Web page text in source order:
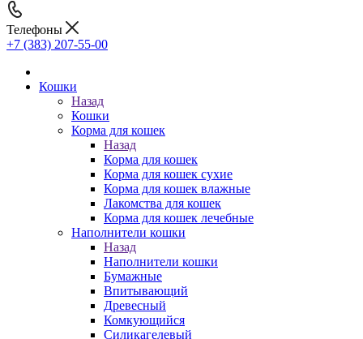
Телефоны
+7 (383) 207-55-00
Кошки
Назад
Кошки
Корма для кошек
Назад
Корма для кошек
Корма для кошек сухие
Корма для кошек влажные
Лакомства для кошек
Корма для кошек лечебные
Наполнители кошки
Назад
Наполнители кошки
Бумажные
Впитывающий
Древесный
Комкующийся
Силикагелевый